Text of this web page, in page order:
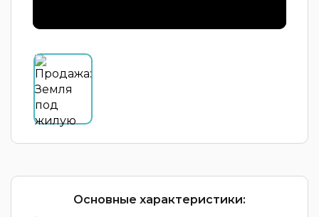
Основные характеристики: